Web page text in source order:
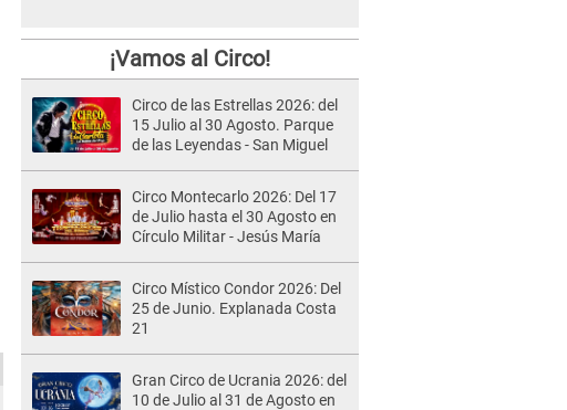
¡Vamos al Circo!
Circo de las Estrellas 2026: del
15 Julio al 30 Agosto. Parque
de las Leyendas - San Miguel
Circo Montecarlo 2026: Del 17
de Julio hasta el 30 Agosto en
Círculo Militar - Jesús María
Circo Místico Condor 2026: Del
25 de Junio. Explanada Costa
21
Gran Circo de Ucrania 2026: del
10 de Julio al 31 de Agosto en